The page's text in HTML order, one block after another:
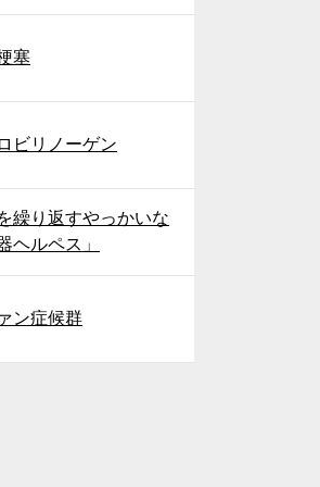
塞
ビリノーゲン
繰り返すやっかいな
ヘルペス」
ン症候群